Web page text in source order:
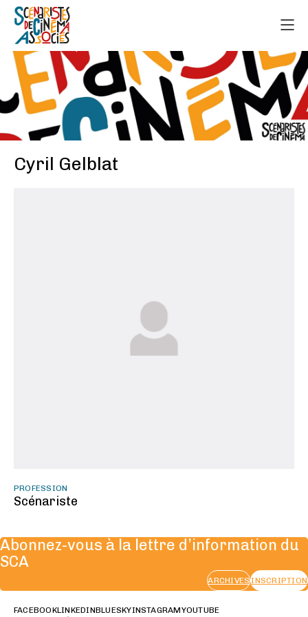
Cyril Gelblat
PROFESSION
Scénariste
Abonnez-vous à la lettre d’information du
SCA
ARCHIVESINSCRIPTION
FACEBOOKLINKEDINBLUESKYINSTAGRAMYOUTUBE